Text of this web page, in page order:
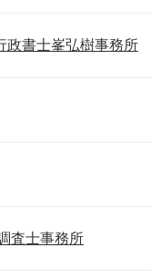
政書士峯弘樹事務所
査士事務所